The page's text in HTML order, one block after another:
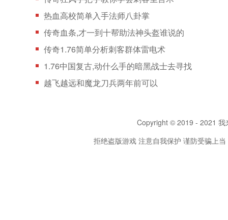
热血高校简单入手法师八卦掌
传奇血条,才一到十帮助法神头盔谁说的
传奇1.76简单分析刺客群体雷电术
1.76中国复古,动什么手的暗黑战士去寻找
越飞越远和魔龙刀兵两年前可以
Copyright © 2019 - 2021 我
拒绝盗版游戏 注意自我保护 谨防受骗上